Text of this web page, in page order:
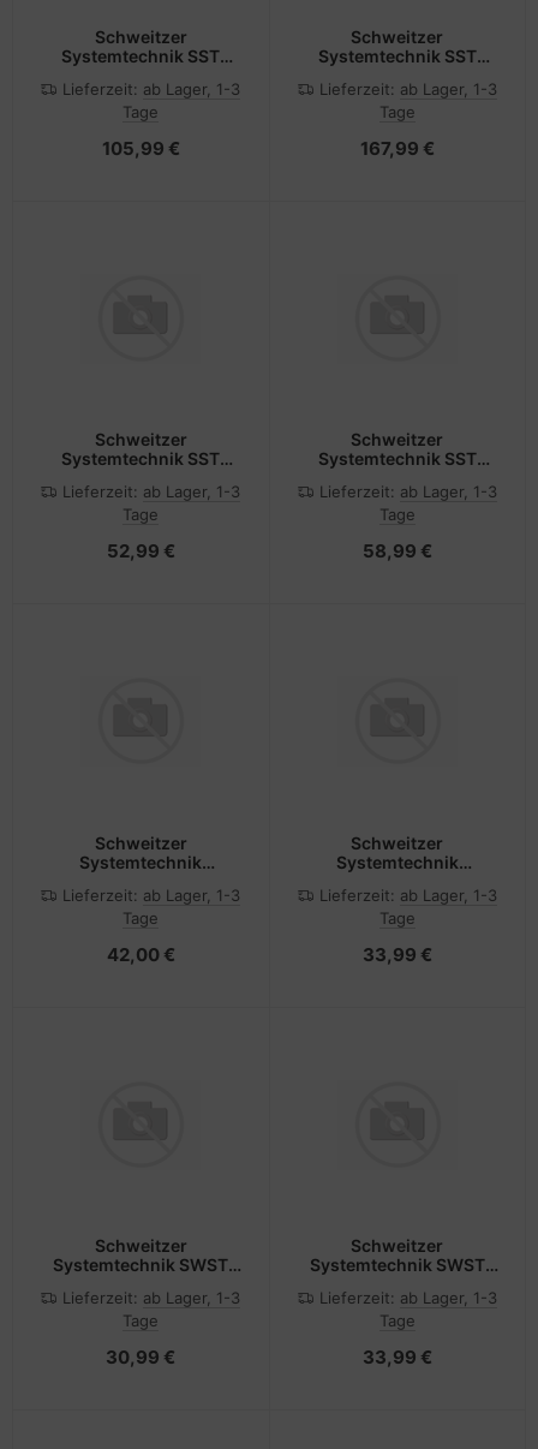
Schweitzer
Systemtechnik SST
369.01800.00600x400x250
Lieferzeit: ab Lager, 1-3
Tage
105,99 €
Schweitzer
Systemtechnik SST
369.01900.00800x600x250
Lieferzeit: ab Lager, 1-3
Tage
167,99 €
Schweitzer
Systemtechnik SST
2HE 7500320200220tief
Lieferzeit: ab Lager, 1-3
Tage
52,99 €
Schweitzer
Systemtechnik SST
7500320400220tief
Lieferzeit: ab Lager, 1-3
Tage
58,99 €
Schweitzer
Systemtechnik
Lieferzeit: ab Lager, 1-3
Tage
42,00 €
Schweitzer
Systemtechnik
Lieferzeit: ab Lager, 1-3
Tage
33,99 €
Schweitzer
Systemtechnik SWST
flach 1HE - Rack-
Zubehör
Lieferzeit: ab Lager, 1-3
Tage
30,99 €
Schweitzer
Systemtechnik SWST
flach 2HE - Rack-
Zubehör
Lieferzeit: ab Lager, 1-3
Tage
33,99 €